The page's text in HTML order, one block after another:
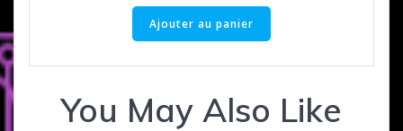
Ajouter au panier
You May Also Like